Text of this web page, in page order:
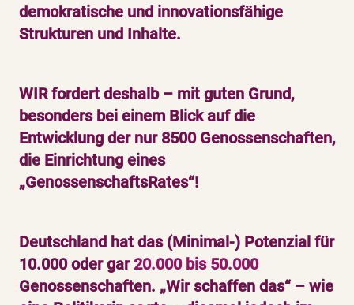
demokratische und innovationsfähige
Strukturen und Inhalte.
WIR fordert deshalb – mit guten Grund,
besonders bei einem Blick auf die
Entwicklung der nur 8500 Genossenschaften,
die Einrichtung eines
„GenossenschaftsRates“!
Deutschland hat das (Minimal-) Potenzial für
10.000 oder gar 20.000 bis 50.000
Genossenschaften. „Wir schaffen das“ – wie